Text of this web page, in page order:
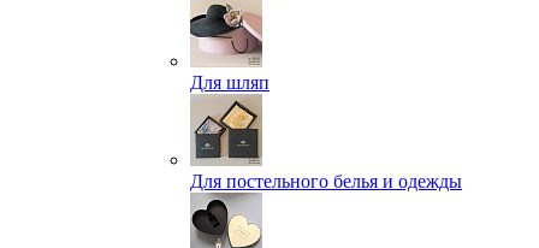
Для шляп
Для постельного белья и одежды